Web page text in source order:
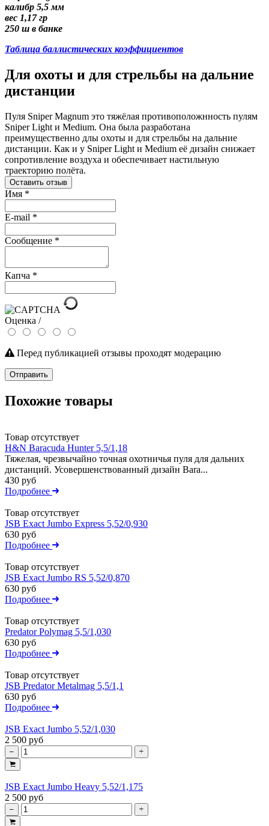
калибр 5,5 мм
вес 1,17 гр
250 ш в банке
Таблица баллистических коэффициентов
Для охоты и для стрельбы на дальние
дистанции
Пуля Sniper Magnum это тяжёлая противоположнность пулям
Sniper Light и Medium. Она была разработана
пpеимущественно длы охоты и для стрельбы на дальние
дистанции. Как и у Sniper Light и Medium её дизайн снижает
сопротивление воздуха и обеспечивает настильную
траекторию полёта.
Оставить отзыв
Имя *
E-mail *
Сообщение *
Капча *
Оценка /
Перед публикацией отзывы проходят модерацию
Отправить
Похожие товары
Товар отсутствует
H&N Baracuda Hunter 5,5/1,18
Тяжелая, чрезвычайно точная охотничья пуля для дальних
дистанций. Усовершенствованный дизайн Bara...
430 руб
Подробнее
Товар отсутствует
JSB Exact Jumbo Express 5,52/0,930
630 руб
Подробнее
Товар отсутствует
JSB Exact Jumbo RS 5,52/0,870
630 руб
Подробнее
Товар отсутствует
Predator Polymag 5,5/1,030
630 руб
Подробнее
Товар отсутствует
JSB Predator Metalmag 5,5/1,1
630 руб
Подробнее
JSB Exact Jumbo 5,52/1,030
2 500 руб
JSB Exact Jumbo Heavy 5,52/1,175
2 500 руб